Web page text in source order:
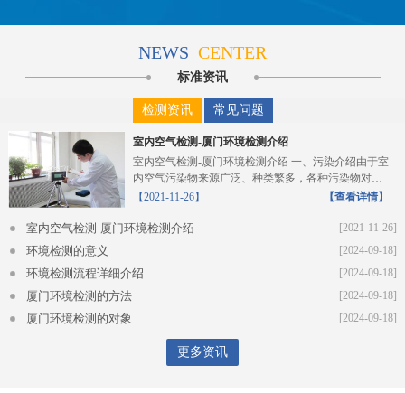
NEWS CENTER
标准资讯
检测资讯 常见问题
室内空气检测-厦门环境检测介绍
室内空气检测-厦门环境检测介绍 一、污染介绍由于室
内空气污染物来源广泛、种类繁多，各种污染物对人
体的危...
【2021-11-26】 【查看详情】
[2021-11-26]
室内空气检测-厦门环境检测介绍
[2024-09-18]
环境检测的意义
[2024-09-18]
环境检测流程详细介绍
[2024-09-18]
厦门环境检测的方法
[2024-09-18]
厦门环境检测的对象
更多资讯